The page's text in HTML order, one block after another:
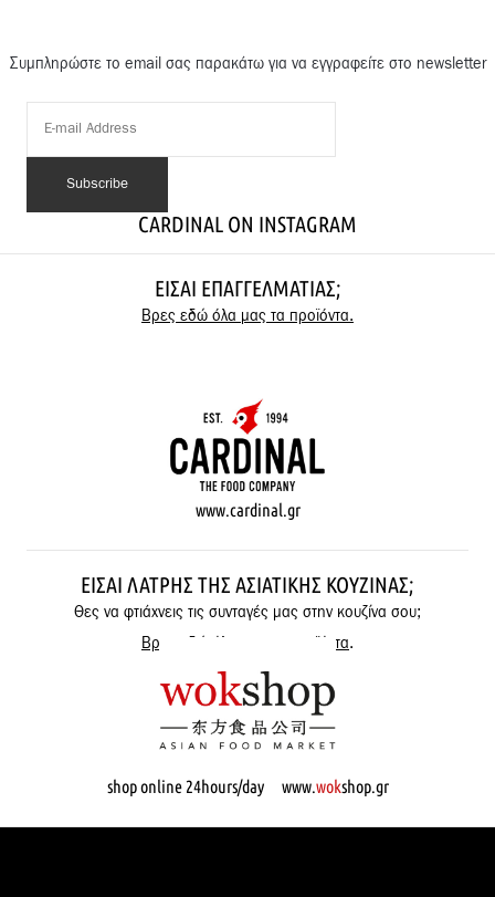
Συμπληρώστε το email σας παρακάτω για να εγγραφείτε στο newsletter
CARDINAL ON INSTAGRAM
ΕΊΣΑΙ ΕΠΑΓΓΕΛΜΑΤΊΑΣ;
Βρες εδώ όλα μας τα προϊόντα.
www.cardinal.gr
ΕΊΣΑΙ ΛΆΤΡΗΣ ΤΗΣ ΑΣΙΑΤΙΚΉΣ ΚΟΥΖΊΝΑΣ;
Θες να φτιάχνεις τις συνταγές μας στην κουζίνα σου;
Βρες εδώ όλα μας τα προϊόντα.
shop online 24hours/day www.wokshop.gr